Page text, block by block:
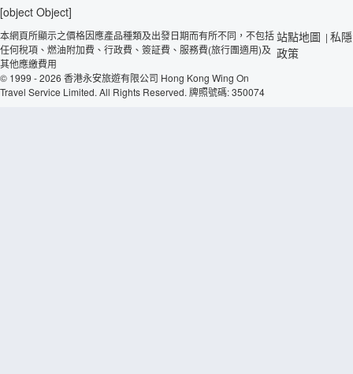
[object Object]
本網頁所顯示之價格因應產品種類及出發日期而有所不同，不包括
任何稅項、燃油附加費、行政費、簽証費、服務費(旅行團適用)及
其他應繳費用
© 1999 - 2026 香港永安旅遊有限公司 Hong Kong Wing On
Travel Service Limited. All Rights Reserved. 牌照號碼: 350074
站點地圖 | 私隱
政策